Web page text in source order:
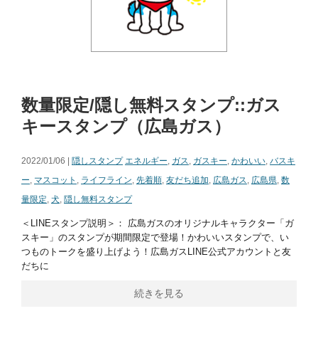
数量限定/隠し無料スタンプ::ガス
キースタンプ（広島ガス）
2022/01/06 | 隠しスタンプ エネルギー, ガス, ガスキー, かわいい, バスキ
ー, マスコット , ライフライン, 先着順, 友だち追加, 広島ガス, 広島県, 数
量限定, 犬, 隠し無料スタンプ
＜LINEスタンプ説明＞： 広島ガスのオリジナルキャラクター「ガ
スキー」のスタンプが期間限定で登場！かわいいスタンプで、い
つものトークを盛り上げよう！広島ガスLINE公式アカウントと友
だちに
続きを見る